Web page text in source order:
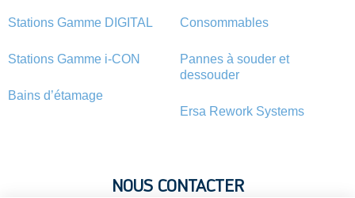
Stations Gamme DIGITAL
Stations Gamme i-CON
Bains d’étamage
Consommables
Pannes à souder et
dessouder
Ersa Rework Systems
NOUS CONTACTER